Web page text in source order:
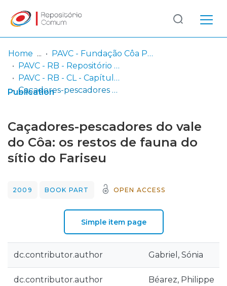
Communities
& Collections
Entities
Statistics
Log
In
(current)
Home
PAVC - Fundação Côa Parque / Parque Arqueológico do Vale do Côa
PAVC - RB - Repositório Bibliográfico
PAVC - RB - CL - Capítulos de Livros
Caçadores-pescadores do vale do Côa: os restos de fauna do sítio do Fariseu
Publication
Caçadores-pescadores do vale
do Côa: os restos de fauna do
sítio do Fariseu
2009 BOOK PART OPEN ACCESS
Simple item page
dc.contributor.author Gabriel, Sónia
dc.contributor.author Béarez, Philippe